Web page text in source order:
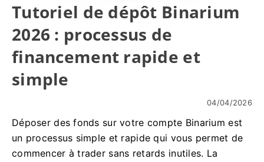
Tutoriel de dépôt Binarium
2026 : processus de
financement rapide et
simple
04/04/2026
Déposer des fonds sur votre compte Binarium est
un processus simple et rapide qui vous permet de
commencer à trader sans retards inutiles. La